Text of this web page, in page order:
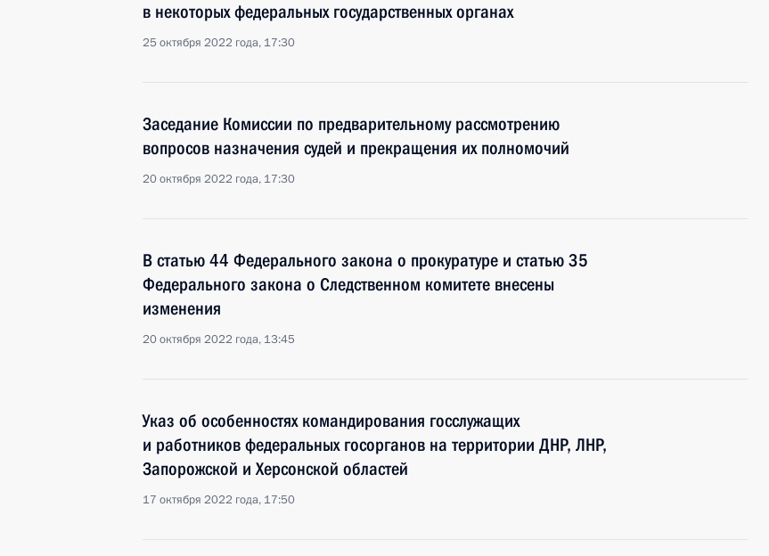
в некоторых федеральных государственных органах
25 октября 2022 года, 17:30
Заседание Комиссии по предварительному рассмотрению
вопросов назначения судей и прекращения их полномочий
20 октября 2022 года, 17:30
В статью 44 Федерального закона о прокуратуре и статью 35
Федерального закона о Следственном комитете внесены
изменения
20 октября 2022 года, 13:45
Указ об особенностях командирования госслужащих
и работников федеральных госорганов на территории ДНР, ЛНР,
Запорожской и Херсонской областей
17 октября 2022 года, 17:50